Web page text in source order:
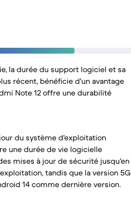
la durée du support logiciel et sa
récent, bénéficie d'un avantage
Note 12 offre une durabilité
du système d'exploitation
une durée de vie logicielle
mises à jour de sécurité jusqu'en
tandis que la version 5G
14 comme dernière version.